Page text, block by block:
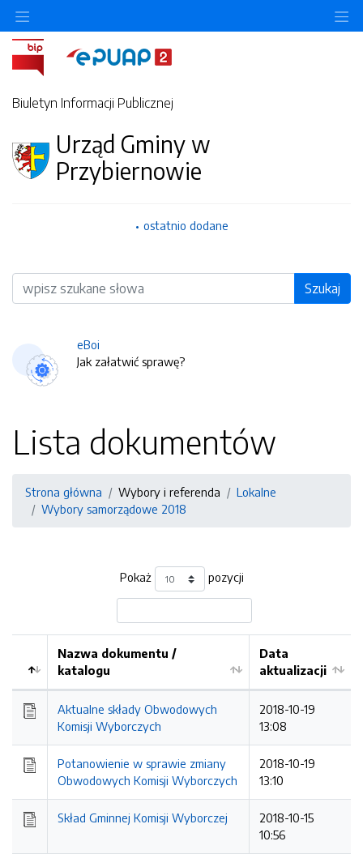
Biuletyn Informacji Publicznej
Urząd Gminy w
Przybiernowie
ostatnio dodane
Wyszukiwarka Szukaj
eBoi
Jak załatwić sprawę?
Lista dokumentów
Strona główna Wybory i referenda
Lokalne
Wybory samorządowe 2018
Pokaż pozycji
Nazwa dokumentu /
katalogu
Data
aktualizacji
Aktualne składy Obwodowych
Komisji Wyborczych
2018-10-19
13:08
Potanowienie w sprawie zmiany
Obwodowych Komisji Wyborczych
2018-10-19
13:10
Skład Gminnej Komisji Wyborczej
2018-10-15
10:56